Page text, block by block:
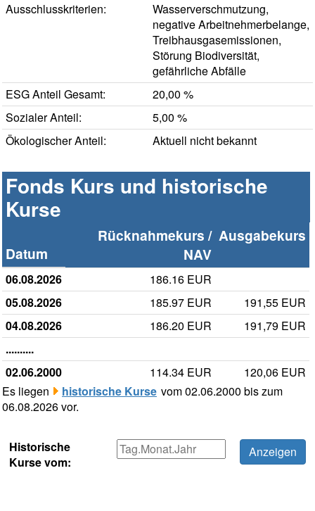
Ausschlusskriterien:
Wasserverschmutzung,
negative Arbeitnehmerbelange,
Treibhausgasemissionen,
Störung Biodiversität,
gefährliche Abfälle
ESG Anteil Gesamt:
20,00 %
Sozialer Anteil:
5,00 %
Ökologischer Anteil:
Aktuell nicht bekannt
Fonds Kurs und historische
Kurse
Datum
Rücknahmekurs /
NAV
Ausgabekurs
06.08.2026
186.16 EUR
05.08.2026
185.97 EUR
191,55 EUR
04.08.2026
186.20 EUR
191,79 EUR
..........
02.06.2000
114.34 EUR
120,06 EUR
Es liegen
historische Kurse vom 02.06.2000 bis zum
06.08.2026 vor.
Historische
Kurse vom: